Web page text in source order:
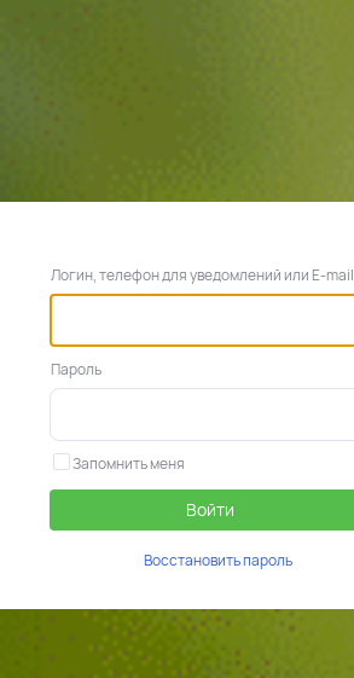
Логин, телефон для уведомлений или E-mail
Пароль
Запомнить меня
Войти
Восстановить пароль